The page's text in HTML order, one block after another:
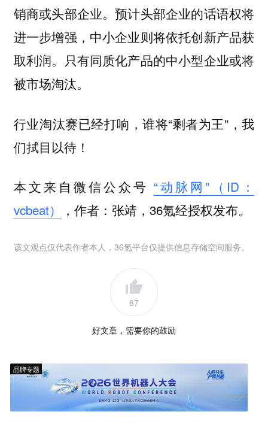
销商或头部企业。预计头部企业的话语权将
进一步增强，中小企业则将依托创新产品获
取利润。只有同质化产品的中小型企业或将
被市场淘汰。
行业淘汰赛已经打响，谁将“剩者为王”，我
们拭目以待！
本文来自微信公众号 “动脉网”（ID：
vcbeat）
，作者：张靖，36氪经授权发布。
该文观点仅代表作者本人，36氪平台仅提供信息存储空间服务。
67
好文章，需要你的鼓励
品牌专题